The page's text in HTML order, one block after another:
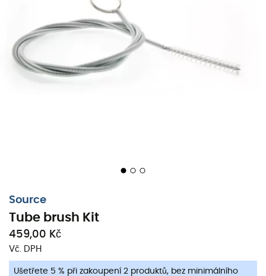
Source
Tube brush Kit
459,00 Kč
Vč. DPH
Ušetřete 5 % při zakoupení 2 produktů, bez minimálního